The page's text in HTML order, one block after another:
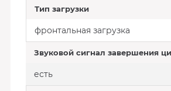
Тип загрузки
фронтальная загрузка
Звуковой сигнал завершения
есть